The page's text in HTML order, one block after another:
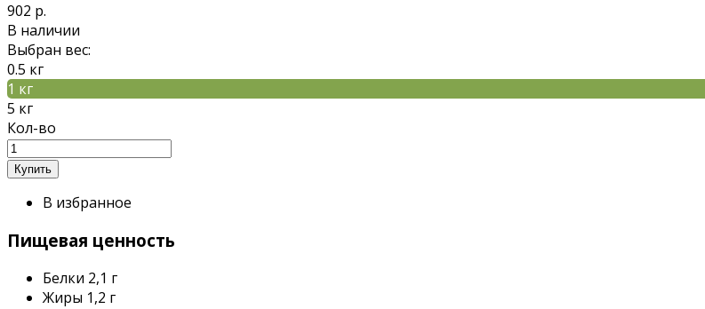
902 р.
В наличии
Выбран вес:
0.5 кг
1 кг
5 кг
Кол-во
В избранное
Пищевая ценность
Белки 2,1 г
Жиры 1,2 г